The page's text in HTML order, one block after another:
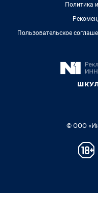
Политика
Пользовательское
© ООО